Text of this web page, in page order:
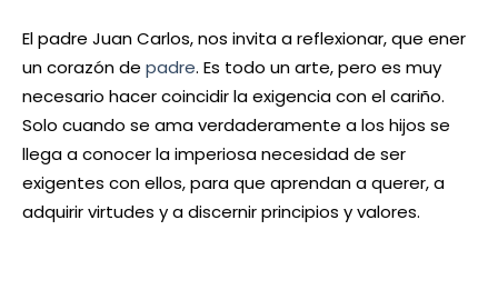
El padre Juan Carlos, nos invita a reflexionar, que ener
un corazón de padre. Es todo un arte, pero es muy
necesario hacer coincidir la exigencia con el cariño.
Solo cuando se ama verdaderamente a los hijos se
llega a conocer la imperiosa necesidad de ser
exigentes con ellos, para que aprendan a querer, a
adquirir virtudes y a discernir principios y valores.